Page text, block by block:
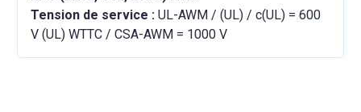
Tension de service : UL-AWM / (UL) / c(UL) = 600
V (UL) WTTC / CSA-AWM = 1000 V